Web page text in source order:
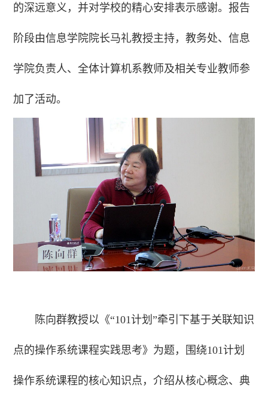
的深远意义，并对学校的精心安排表示感谢。报告
阶段由信息学院院长马礼教授主持，教务处、信息
学院负责人、全体计算机系教师及相关专业教师参
加了活动。
陈向群教授以《“101计划”牵引下基于关联知识
点的操作系统课程实践思考》为题，围绕101计划
操作系统课程的核心知识点，介绍从核心概念、典